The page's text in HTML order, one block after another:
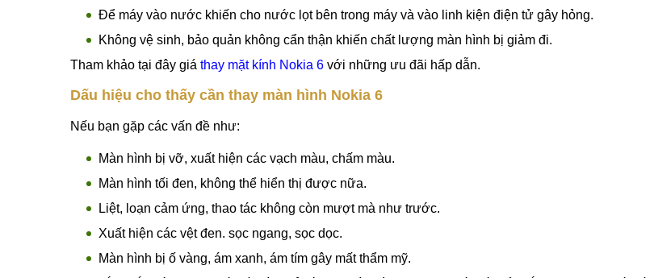
Để máy vào nước khiến cho nước lọt bên trong máy và vào linh kiện điện tử gây hỏng.
Không vệ sinh, bảo quản không cẩn thận khiến chất lượng màn hình bị giảm đi.
Tham khảo tại đây giá thay mặt kính Nokia 6 với những ưu đãi hấp dẫn.
Dấu hiệu cho thấy cần thay màn hình Nokia 6
Nếu bạn gặp các vấn đề như:
Màn hình bị vỡ, xuất hiện các vạch màu, chấm màu.
Màn hình tối đen, không thể hiển thị được nữa.
Liệt, loạn cảm ứng, thao tác không còn mượt mà như trước.
Xuất hiện các vệt đen. sọc ngang, sọc dọc.
Màn hình bị ố vàng, ám xanh, ám tím gây mất thẩm mỹ.